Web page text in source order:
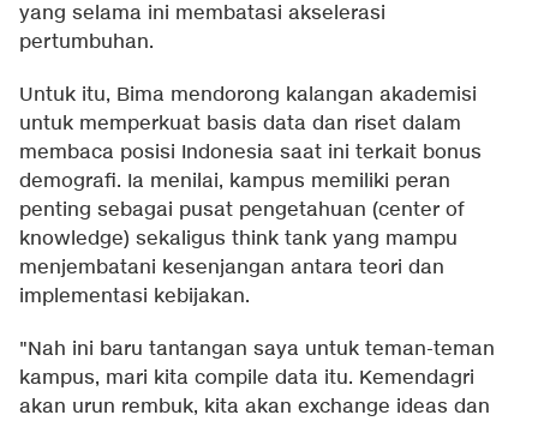
yang selama ini membatasi akselerasi
pertumbuhan.
Untuk itu, Bima mendorong kalangan akademisi
untuk memperkuat basis data dan riset dalam
membaca posisi Indonesia saat ini terkait bonus
demografi. Ia menilai, kampus memiliki peran
penting sebagai pusat pengetahuan (center of
knowledge) sekaligus think tank yang mampu
menjembatani kesenjangan antara teori dan
implementasi kebijakan.
"Nah ini baru tantangan saya untuk teman-teman
kampus, mari kita compile data itu. Kemendagri
akan urun rembuk, kita akan exchange ideas dan